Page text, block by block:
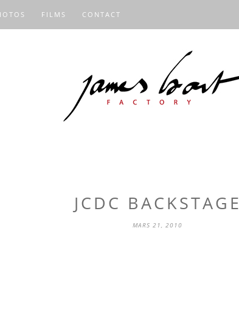
FILMS CONTACT
JCDC BACKSTAGE
MARS 21, 2010